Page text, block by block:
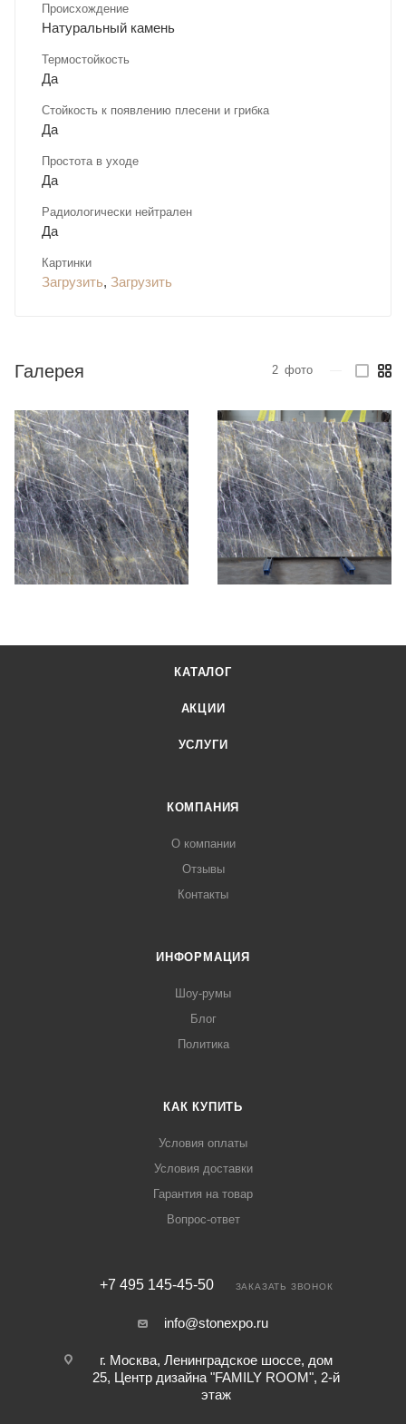
Происхождение
Натуральный камень
Термостойкость
Да
Стойкость к появлению плесени и грибка
Да
Простота в уходе
Да
Радиологически нейтрален
Да
Картинки
Загрузить, Загрузить
Галерея 2 фото
КАТАЛОГ
АКЦИИ
УСЛУГИ
КОМПАНИЯ
О компании
Отзывы
Контакты
ИНФОРМАЦИЯ
Шоу-румы
Блог
Политика
КАК КУПИТЬ
Условия оплаты
Условия доставки
Гарантия на товар
Вопрос-ответ
+7 495 145-45-50 ЗАКАЗАТЬ ЗВОНОК
info@stonexpo.ru
г. Москва, Ленинградское шоссе, дом
25, Центр дизайна "FAMILY ROOM", 2-й
этаж